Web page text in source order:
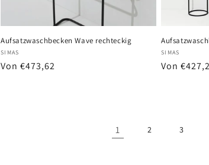
Aufsatzwaschbecken Wave rechteckig
Anbieter:
SIMAS
Normaler
Von €473,62
Anbieter:
SIMAS
Normaler
Von
1 2 3